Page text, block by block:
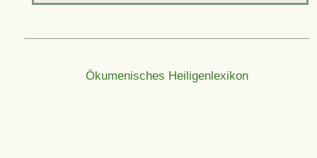
Ökumenisches Heiligenlexikon